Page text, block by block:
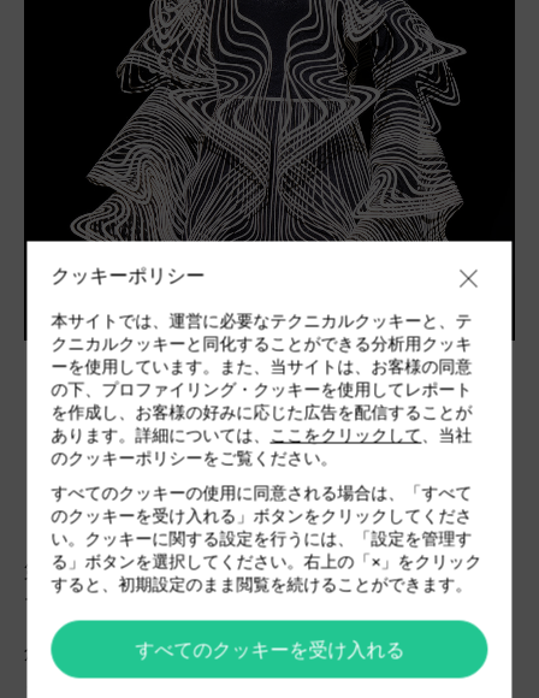
ジェイデン・チョーとの芸術的
コラボレーション
第2部の主役を務めるのは、アルカンターラとデザイナ
ーのジェイデン・チョーとのコラボレーション。
創造的なビジョンの表現手段として新素材を研究するこ
とに常に心を惹かれてきたジェイデン・チョーは、アル
クッキーポリシー
本サイトでは、運営に必要なテクニカルクッキーと、テ
クニカルクッキーと同化することができる分析用クッキ
ーを使用しています。また、当サイトは、お客様の同意
の下、プロファイリング・クッキーを使用してレポート
を作成し、お客様の好みに応じた広告を配信することが
あります。詳細については、
ここをクリックして 、当社
のクッキーポリシーをご覧ください。
すべてのクッキーの使用に同意される場合は、「すべて
のクッキーを受け入れる」ボタンをクリックしてくださ
い。クッキーに関する設定を行うには、「設定を管理す
る」ボタンを選択してください。右上の「×」をクリック
すると、初期設定のまま閲覧を続けることができます。
すべてのクッキーを受け入れる